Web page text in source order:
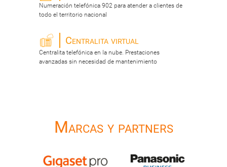
Numeración telefónica 902 para atender a clientes de
todo el territorio nacional
Centralita virtual
Centralita telefónica en la nube. Prestaciones
avanzadas sin necesidad de mantenimiento
Marcas y partners